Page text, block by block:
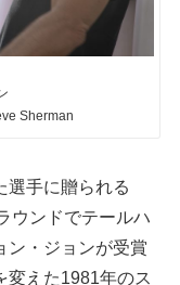
Sherman
選手に贈られる
ウンドでテールハ
ン・ジョンが受賞
変えた1981年のス